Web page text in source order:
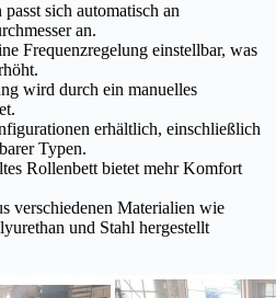
sich automatisch an
an.
Frequenzregelung einstellbar, was
wird durch ein manuelles
erhältlich, einschließlich
Typen.
Rollenbett bietet mehr Komfort
verschiedenen Materialien wie
und Stahl hergestellt